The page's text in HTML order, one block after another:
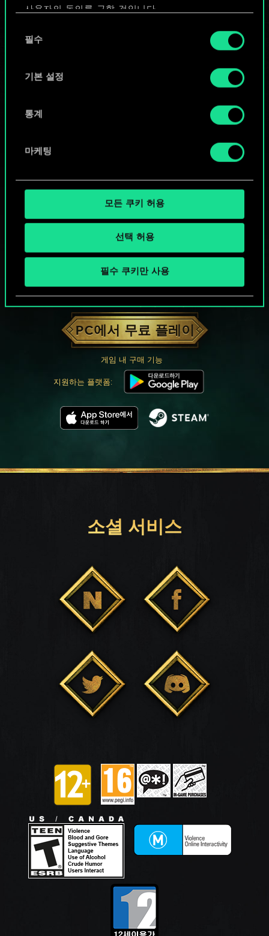
사용자의 동의를 구할 것입니다.
쿠키 사용에 관한 세부 사항이나 관련 설정은 아래의
필수
기본 설정
통계
마케팅
모든 쿠키 허용
선택 허용
필수 쿠키만 사용
궨트 한 판 어떠신가요?
PC에서 무료 플레이
게임 내 구매 기능
지원하는 플랫폼:
소셜 서비스